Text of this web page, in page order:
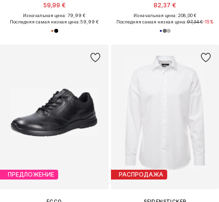
59,99 €
Изначальная цена: 79,99 €
Последняя самая низкая цена:59,99 €
82,37 €
Изначальная цена: 208,00 €
Последняя самая низкая цена:97,34 €-15%
ПРЕДЛОЖЕНИЕ РАСПРОДАЖА